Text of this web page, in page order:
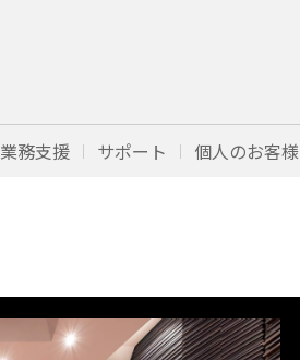
業務支援 サポート 個人のお客様